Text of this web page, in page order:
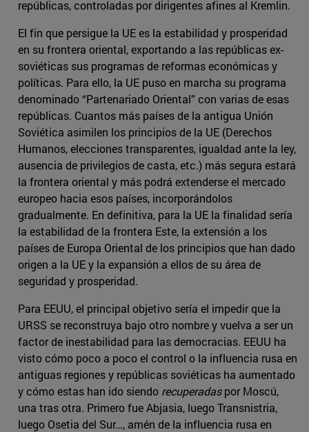
repúblicas, controladas por dirigentes afines al Kremlin.
El fin que persigue la UE es la estabilidad y prosperidad
en su frontera oriental, exportando a las repúblicas ex-
soviéticas sus programas de reformas económicas y
políticas. Para ello, la UE puso en marcha su programa
denominado “Partenariado Oriental” con varias de esas
repúblicas. Cuantos más países de la antigua Unión
Soviética asimilen los principios de la UE (Derechos
Humanos, elecciones transparentes, igualdad ante la ley,
ausencia de privilegios de casta, etc.) más segura estará
la frontera oriental y más podrá extenderse el mercado
europeo hacia esos países, incorporándolos
gradualmente. En definitiva, para la UE la finalidad sería
la estabilidad de la frontera Este, la extensión a los
países de Europa Oriental de los principios que han dado
origen a la UE y la expansión a ellos de su área de
seguridad y prosperidad.
Para EEUU, el principal objetivo sería el impedir que la
URSS se reconstruya bajo otro nombre y vuelva a ser un
factor de inestabilidad para las democracias. EEUU ha
visto cómo poco a poco el control o la influencia rusa en
antiguas regiones y repúblicas soviéticas ha aumentado
y cómo estas han ido siendo recuperadaspor Moscú,
una tras otra. Primero fue Abjasia, luego Transnistria,
luego Osetia del Sur…, amén de la influencia rusa en